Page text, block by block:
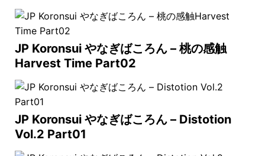
JP Koronsui やなぎばころん – 桃の感触
Harvest Time Part02
JP Koronsui やなぎばころん – Distotion
Vol.2 Part01